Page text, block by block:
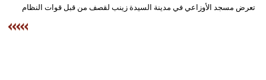
تعرض مسجد الأوزاعي في مدينة السيدة زينب لقصف من قبل قوات النظام